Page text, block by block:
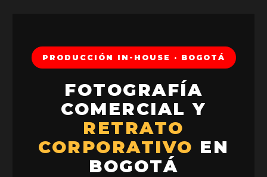
PRODUCCIÓN IN-HOUSE · BOGOTÁ
FOTOGRAFÍA
COMERCIAL Y
RETRATO
CORPORATIVO EN
BOGOTÁ